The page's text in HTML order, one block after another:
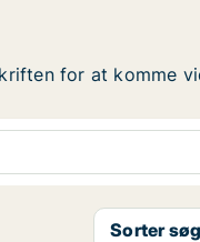
for at komme
Sorter